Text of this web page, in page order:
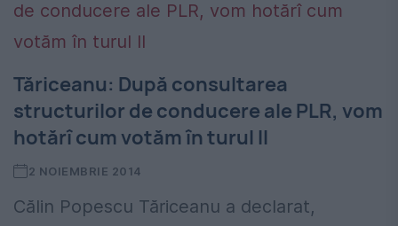
Tăriceanu: După consultarea
structurilor de conducere ale PLR, vom
hotărî cum votăm în turul II
2 NOIEMBRIE 2014
Călin Popescu Tăriceanu a declarat,